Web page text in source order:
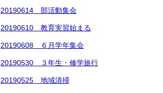
20190614 部活動集会
20190610 教育実習始まる
20190608 ６月学年集会
20190530 ３年生・修学旅行
20190525 地域清掃